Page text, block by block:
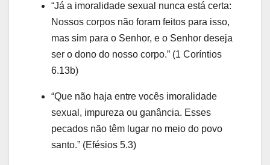
“Já a imoralidade sexual nunca está certa:
Nossos corpos não foram feitos para isso,
mas sim para o Senhor, e o Senhor deseja
ser o dono do nosso corpo.” (1 Coríntios
6.13b)
“Que não haja entre vocês imoralidade
sexual, impureza ou ganância. Esses
pecados não têm lugar no meio do povo
santo.” (Efésios 5.3)